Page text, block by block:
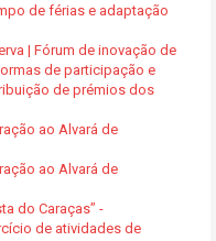
de férias e adaptação
| Fórum de inovação de
de participação e
de prémios dos
ao Alvará de
ao Alvará de
do Caraças” -
de atividades de